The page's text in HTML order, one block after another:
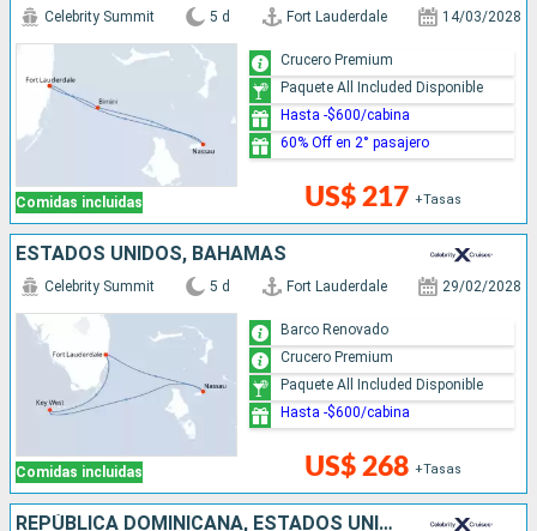
Comidas incluidas
Celebrity Summit 5 d Fort Lauderdale 14/03/2028
US$ 217 +Tasas
Crucero Premium
Paquete All Included Disponible
Hasta -$600/cabina
60% Off en 2° pasajero
ESTADOS UNIDOS, BAHAMAS
Comidas incluidas
Celebrity Summit 5 d Fort Lauderdale 29/02/2028
US$ 268 +Tasas
Barco Renovado
Crucero Premium
Paquete All Included Disponible
Hasta -$600/cabina
REPÚBLICA DOMINICANA, ESTADOS UNIDOS